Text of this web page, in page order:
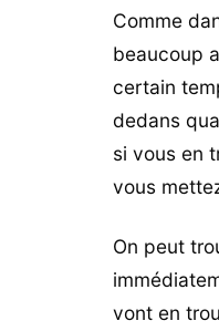
Comme
beaucoup
certain
dedans
si vous en
vous
On peut
vont en